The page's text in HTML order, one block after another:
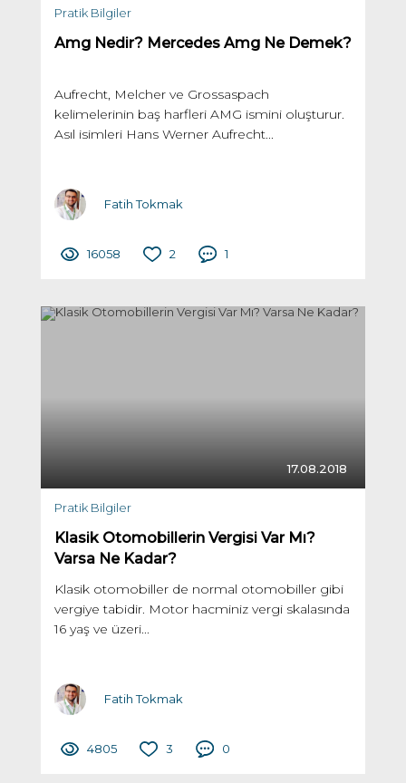
Pratik Bilgiler
Amg Nedir? Mercedes Amg Ne Demek?
Aufrecht, Melcher ve Grossaspach
kelimelerinin baş harfleri AMG ismini oluşturur.
Asıl isimleri Hans Werner Aufrecht...
Fatih Tokmak
16058 2 1
17.08.2018
Pratik Bilgiler
Klasik Otomobillerin Vergisi Var Mı?
Varsa Ne Kadar?
Klasik otomobiller de normal otomobiller gibi
vergiye tabidir. Motor hacminiz vergi skalasında
16 yaş ve üzeri...
Fatih Tokmak
4805 3 0